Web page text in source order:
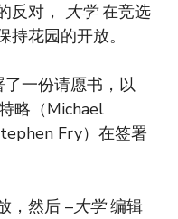
反对， 大学在竞选
花园的开放。
一份请愿书，以
略（Michael
Fry）在签署
，然后 –大学编辑